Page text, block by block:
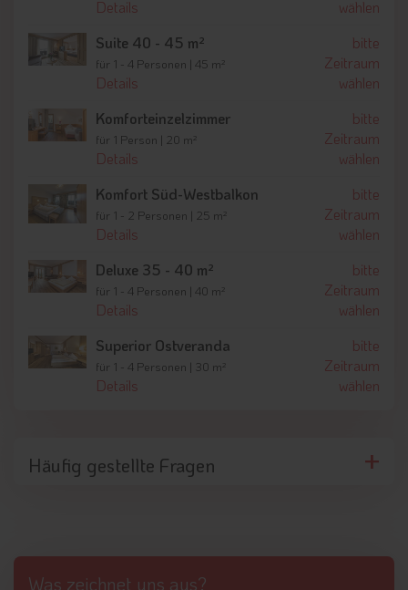
Während der Wintersaison gelangen Hotelgäste innerhalb
kurzer Zeit zumKronplatzmit seinen 116 Kilometer Pisten.
Direkt am Hotel vorbei führt eineacht Kilometer lange Loipe
für den Skilanglauf. Im gesamten Pustertal finden Sie zudem
zahlreiche weitere Loipen. Außerdem verfügt Olang über eine
Naturrodelbahn
, markierte Winterwanderwege sowie
Angebote für Schneeschuhtouren. Erlebnisreich lassen sich
Natur des Pustertals zu gemütlichenWanderungen
anspruchsvollen Gipfeltouren ,Fahrradausflügen
oder
ein. Für eine Erfrischung an heißen
Ausflugsziel an.
Details
wählen
Suite 40 - 45 m²
für 1 - 4 Personen | 45 m²
Details
bitte
Zeitraum
wählen
Komforteinzelzimmer
für 1 Person | 20 m²
Details
bitte
Zeitraum
wählen
Komfort Süd-Westbalkon
für 1 - 2 Personen | 25 m²
Details
bitte
Zeitraum
wählen
Deluxe 35 - 40 m²
für 1 - 4 Personen | 40 m²
Details
bitte
Zeitraum
wählen
Superior Ostveranda
für 1 - 4 Personen | 30 m²
Details
bitte
Zeitraum
wählen
Häufig gestellte Fragen
Was zeichnet uns aus?